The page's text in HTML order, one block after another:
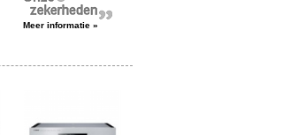
Meer informatie »